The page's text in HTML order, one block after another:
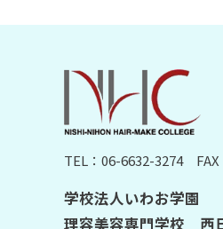
TEL：06-6632-3274FAX
学校法人いわお学園
理容美容専門学校 西